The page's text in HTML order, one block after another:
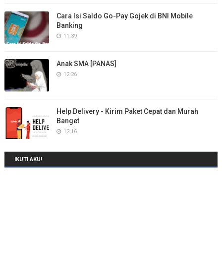
Cara Isi Saldo Go-Pay Gojek di BNI Mobile
Banking
11:39
Anak SMA [PANAS]
12:26
Help Delivery - Kirim Paket Cepat dan Murah
Banget
12:16
IKUTI AKU!